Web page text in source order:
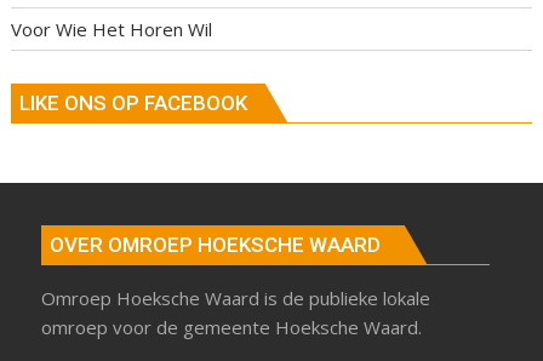
Voor Wie Het Horen Wil
LIKE ONS OP FACEBOOK
OVER OMROEP HOEKSCHE WAARD
Omroep Hoeksche Waard is de publieke lokale
omroep voor de gemeente Hoeksche Waard.